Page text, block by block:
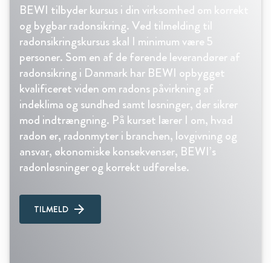
BEWI tilbyder kursus i din virksomhed om korrekt
og bygbar radonsikring. Ved tilmelding til
radonsikringskursus skal I minimum være 5
personer. Som en af de førende leverandører af
radonsikring i Danmark har BEWI opbygget
kvalificeret viden om radons påvirkning af
indeklima og sundhed samt løsninger, der sikrer
mod indtrængning. På kurset lærer I om, hvad
radon er, radonmyter i branchen, lovgivning og
ansvar, økonomiske konsekvenser, BEWI’s
radonløsninger og korrekt udførelse.
TILMELD